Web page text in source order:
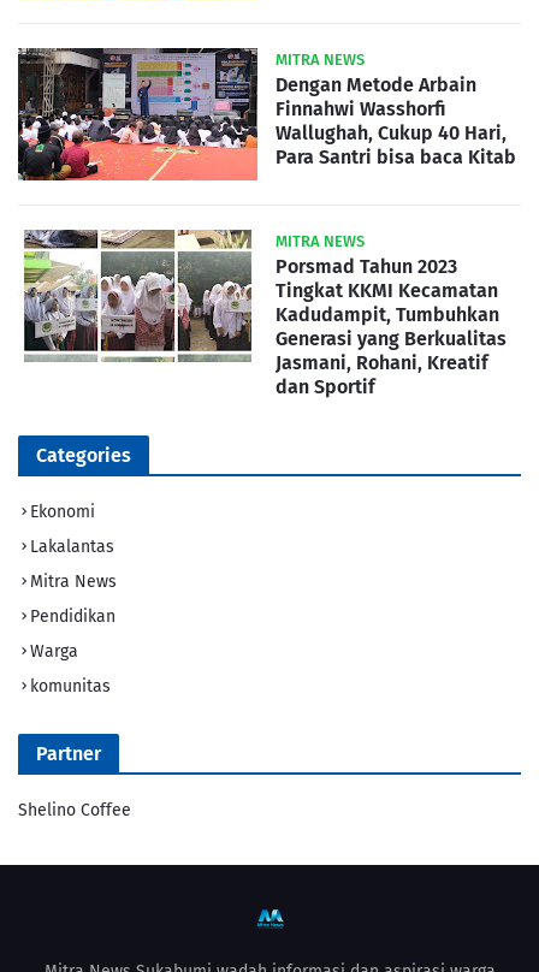
MITRA NEWS
Dengan Metode Arbain
Finnahwi Wasshorfi
Wallughah, Cukup 40 Hari,
Para Santri bisa baca Kitab
MITRA NEWS
Porsmad Tahun 2023
Tingkat KKMI Kecamatan
Kadudampit, Tumbuhkan
Generasi yang Berkualitas
Jasmani, Rohani, Kreatif
dan Sportif
Categories
Ekonomi
Lakalantas
Mitra News
Pendidikan
Warga
komunitas
Partner
Shelino Coffee